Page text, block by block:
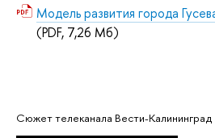
Модель развития города
(PDF, 7,26 Мб)
Сюжет телеканала Вести-Калининград